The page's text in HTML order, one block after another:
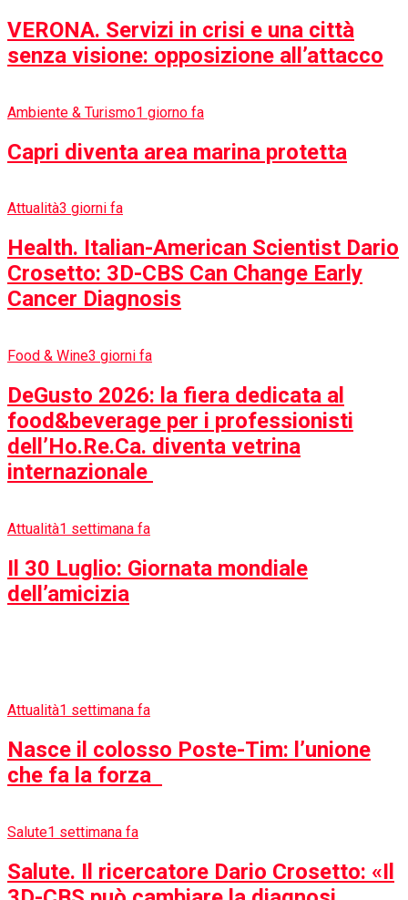
VERONA. Servizi in crisi e una città
senza visione: opposizione all’attacco
Ambiente & Turismo1 giorno fa
Capri diventa area marina protetta
Attualità3 giorni fa
Health. Italian-American Scientist Dario
Crosetto: 3D-CBS Can Change Early
Cancer Diagnosis
Food & Wine3 giorni fa
DeGusto 2026: la fiera dedicata al
food&beverage per i professionisti
dell’Ho.Re.Ca. diventa vetrina
internazionale
Attualità1 settimana fa
Il 30 Luglio: Giornata mondiale
dell’amicizia
Attualità1 settimana fa
Nasce il colosso Poste-Tim: l’unione
che fa la forza
Salute1 settimana fa
Salute. Il ricercatore Dario Crosetto: «Il